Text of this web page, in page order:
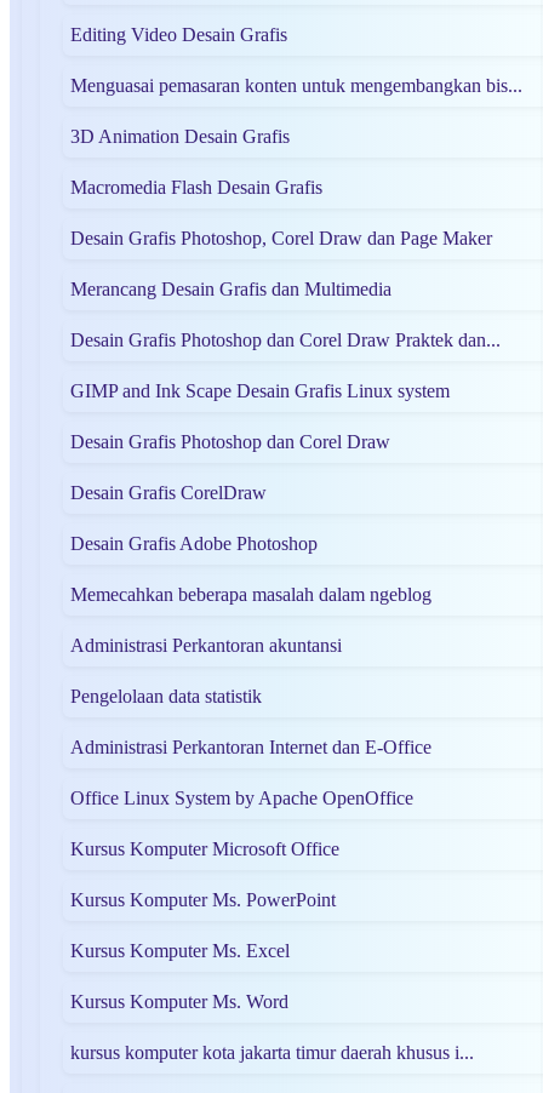
Editing Video Desain Grafis
Menguasai pemasaran konten untuk mengembangkan bis...
3D Animation Desain Grafis
Macromedia Flash Desain Grafis
Desain Grafis Photoshop, Corel Draw dan Page Maker
Merancang Desain Grafis dan Multimedia
Desain Grafis Photoshop dan Corel Draw Praktek dan...
GIMP and Ink Scape Desain Grafis Linux system
Desain Grafis Photoshop dan Corel Draw
Desain Grafis CorelDraw
Desain Grafis Adobe Photoshop
Memecahkan beberapa masalah dalam ngeblog
Administrasi Perkantoran akuntansi
Pengelolaan data statistik
Administrasi Perkantoran Internet dan E-Office
Office Linux System by Apache OpenOffice
Kursus Komputer Microsoft Office
Kursus Komputer Ms. PowerPoint
Kursus Komputer Ms. Excel
Kursus Komputer Ms. Word
kursus komputer kota jakarta timur daerah khusus i...